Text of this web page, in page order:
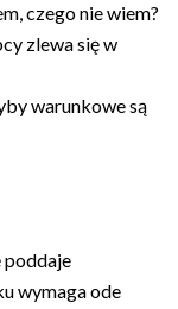
czego nie wiem?
zlewa się w
warunkowe są
poddaje
wymaga ode